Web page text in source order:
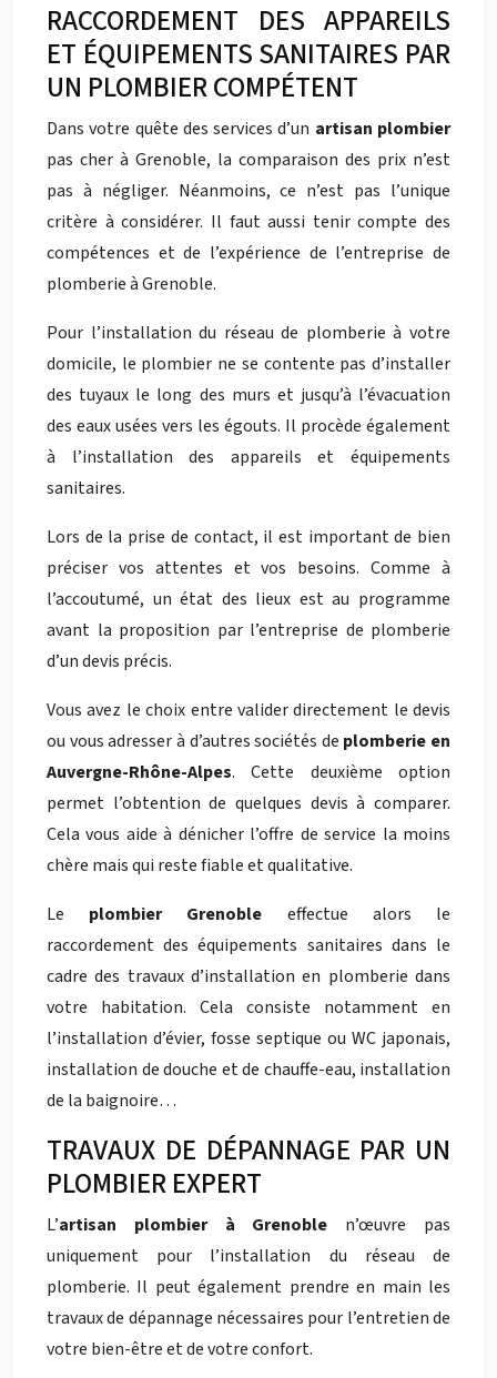
RACCORDEMENT DES APPAREILS
ET ÉQUIPEMENTS SANITAIRES PAR
UN PLOMBIER COMPÉTENT
Dans votre quête des services d’un artisan plombier
pas cher à Grenoble, la comparaison des prix n’est
pas à négliger. Néanmoins, ce n’est pas l’unique
critère à considérer. Il faut aussi tenir compte des
compétences et de l’expérience de l’entreprise de
plomberie à Grenoble.
Pour l’installation du réseau de plomberie à votre
domicile, le plombier ne se contente pas d’installer
des tuyaux le long des murs et jusqu’à l’évacuation
des eaux usées vers les égouts. Il procède également
à l’installation des appareils et équipements
sanitaires.
Lors de la prise de contact, il est important de bien
préciser vos attentes et vos besoins. Comme à
l’accoutumé, un état des lieux est au programme
avant la proposition par l’entreprise de plomberie
d’un devis précis.
Vous avez le choix entre valider directement le devis
ou vous adresser à d’autres sociétés de plomberie en
Auvergne-Rhône-Alpes. Cette deuxième option
permet l’obtention de quelques devis à comparer.
Cela vous aide à dénicher l’offre de service la moins
chère mais qui reste fiable et qualitative.
Le plombier Grenoble effectue alors le
raccordement des équipements sanitaires dans le
cadre des travaux d’installation en plomberie dans
votre habitation. Cela consiste notamment en
l’installation d’évier, fosse septique ou WC japonais,
installation de douche et de chauffe-eau, installation
de la baignoire…
TRAVAUX DE DÉPANNAGE PAR UN
PLOMBIER EXPERT
L’artisan plombier à Grenoble n’œuvre pas
uniquement pour l’installation du réseau de
plomberie. Il peut également prendre en main les
travaux de dépannage nécessaires pour l’entretien de
votre bien-être et de votre confort.